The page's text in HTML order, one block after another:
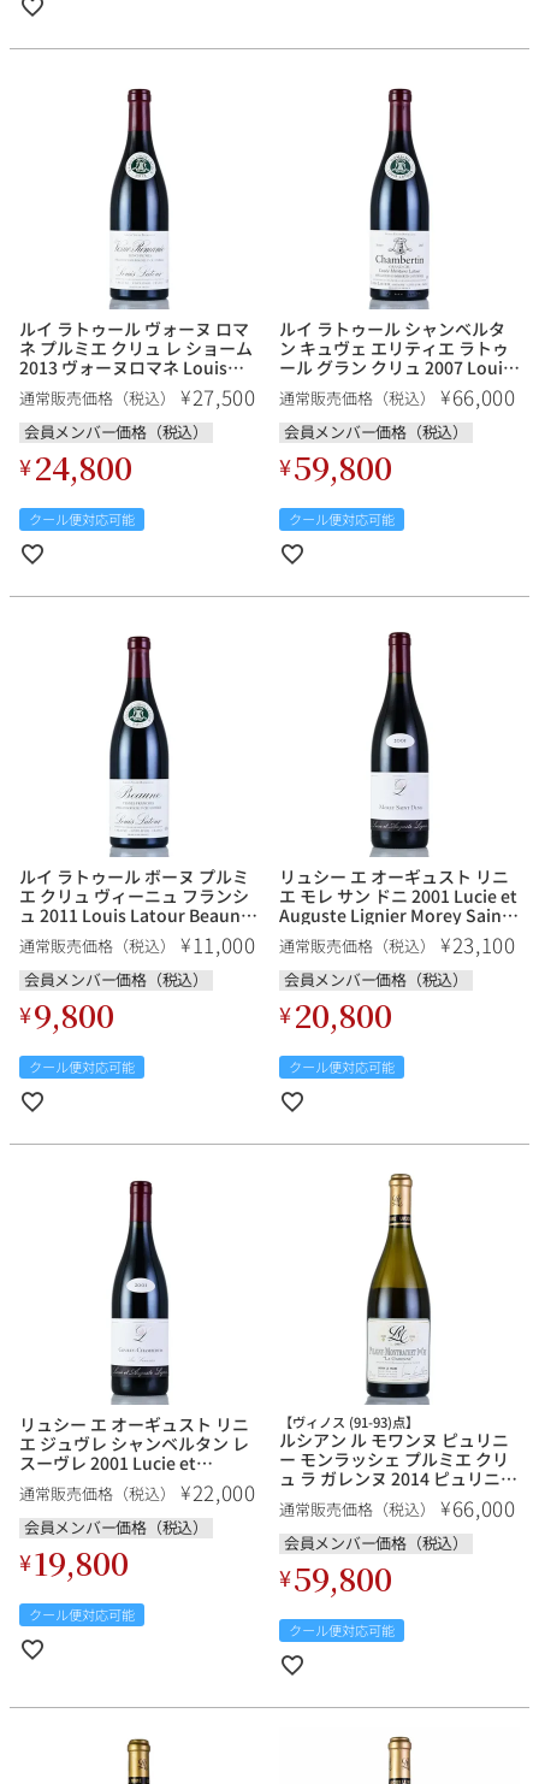
ルイ ラトゥール ヴォーヌ ロマ
ネ プルミエ クリュ レ ショーム
2013 ヴォーヌロマネ Louis
Latour Vosne Romanee 1er
Cru Les Chaumes フランス ブ
ルゴーニュ 赤ワイン
通常販売価格（税込） ¥27,500
会員メンバー価格（税込）
¥24,800
クール便対応可能
ルイ ラトゥール シャンベルタ
ン キュヴェ エリティエ ラトゥ
ール グラン クリュ 2007 Louis
Latour Chambertin Cuvee
Heritiers Latour Grand Cru フ
ランス ブルゴーニュ 赤ワイン
通常販売価格（税込） ¥66,000
会員メンバー価格（税込）
¥59,800
クール便対応可能
ルイ ラトゥール ボーヌ プルミ
エ クリュ ヴィーニュ フランシ
ュ 2011 Louis Latour Beaune
1er Cru Vignes Franches フラ
ンス ブルゴーニュ 赤ワイン
通常販売価格（税込） ¥11,000
会員メンバー価格（税込）
¥9,800
クール便対応可能
リュシー エ オーギュスト リニ
エ モレ サン ドニ 2001 Lucie et
Auguste Lignier Morey Saint
Denis フランス ブルゴーニュ
赤ワイン
通常販売価格（税込） ¥23,100
会員メンバー価格（税込）
¥20,800
クール便対応可能
リュシー エ オーギュスト リニ
エ ジュヴレ シャンベルタン レ
スーヴレ 2001 Lucie et
Auguste Lignier Gevrey
Chambertin Les Seuvrees フ
ランス ブルゴーニュ 赤ワイン
通常販売価格（税込） ¥22,000
会員メンバー価格（税込）
¥19,800
クール便対応可能
【ヴィノス (91-93)点】
ルシアン ル モワンヌ ピュリニ
ー モンラッシェ プルミエ クリ
ュ ラ ガレンヌ 2014 ピュリニィ
Lucien le Moine Puligny
Montrachet 1er Cru La
Garenne フランス ブルゴーニ
ュ 白ワイン
通常販売価格（税込） ¥66,000
会員メンバー価格（税込）
¥59,800
クール便対応可能